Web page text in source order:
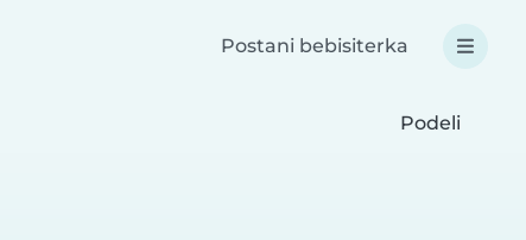
Postani bebisiterka
Podeli